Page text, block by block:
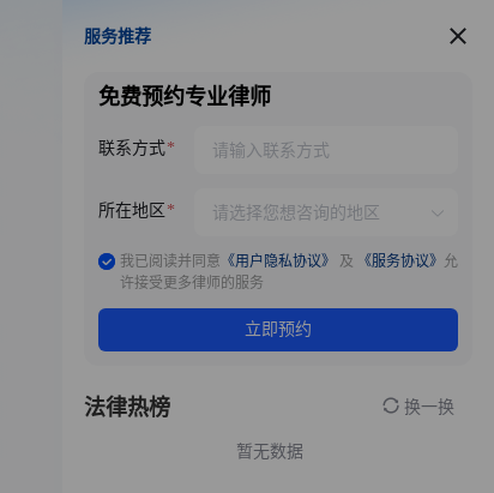
服务推荐
服务推荐
免费预约专业律师
联系方式
所在地区
我已阅读并同意 《用户隐私协议》 及 《服务协议》 允
许接受更多律师的服务
立即预约
法律热榜 换一换
暂无数据